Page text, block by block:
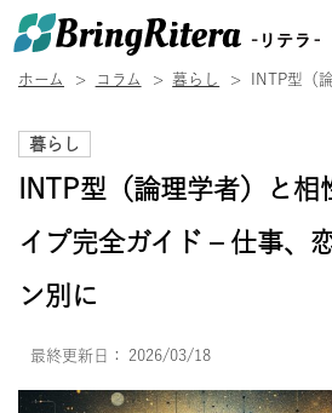
ホーム コラム 暮らし INTP型（
暮らし
INTP型（論理学者）と相
イプ完全ガイド – 仕事、
ン別に
最終更新日： 2026/03/18